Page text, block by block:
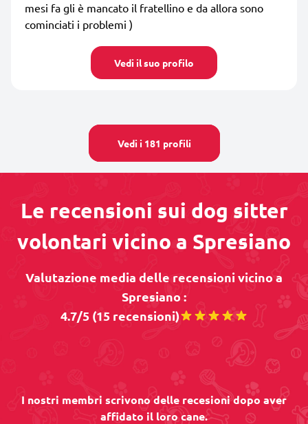
mesi fa gli è mancato il fratellino e da allora sono
cominciati i problemi )
Vedi il suo profilo
Vedi i 181 profili
Le recensioni sui dog sitter
volontari vicino a Spresiano
Valutazione media delle recensioni vicino a
Spresiano :
4.7/5 (15 recensioni)
I nostri membri scrivono delle recesioni dopo aver
affidato il loro cane.